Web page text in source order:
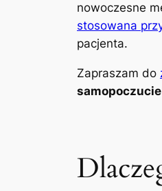
nowoczesne
stosowana
pacjenta.
Zapraszam do